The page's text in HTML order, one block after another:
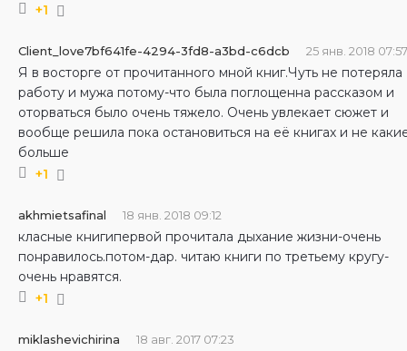
+1
Client_love7bf641fe-4294-3fd8-a3bd-c6dcb 25 янв. 2018 07:57
Я в восторге от прочитанного мной книг.Чуть не потеряла
работу и мужа потому-что была поглощенна рассказом и
оторваться было очень тяжело. Очень увлекает сюжет и
вообще решила пока остановиться на её книгах и не
больше
+1
akhmietsafinal 18 янв. 2018 09:12
класные книгипервой прочитала дыхание жизни-очень
понравилось.потом-дар. читаю книги по третьему кругу-
очень нравятся.
+1
miklashevichirina 18 авг. 2017 07:23